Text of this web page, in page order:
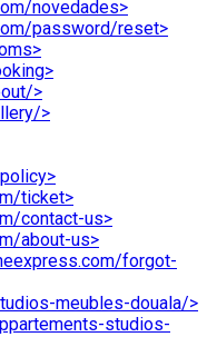
novedades>
password/reset>
>
>
ticket>
contact-us>
about-us>
forgot-
meubles-douala/>
studios-